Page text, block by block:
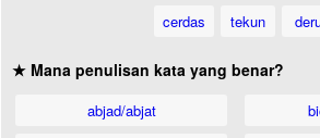
cerdas
tekun
★ Mana penulisan kata yang benar?
abjad/abjat